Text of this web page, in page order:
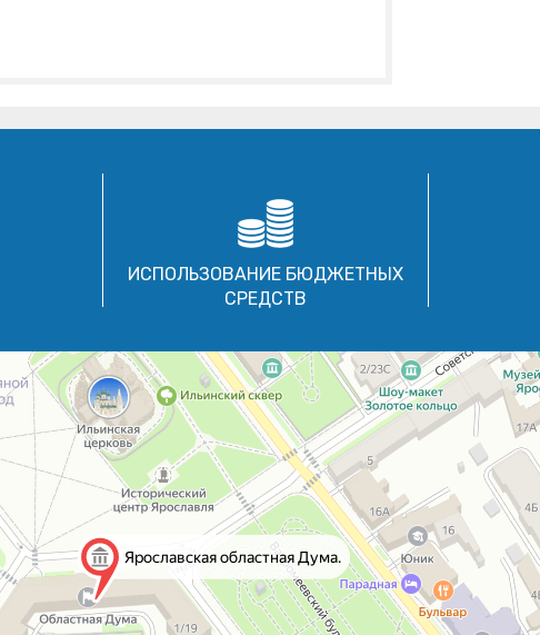
ИСПОЛЬЗОВАНИЕ БЮДЖЕТНЫХ
СРЕДСТВ